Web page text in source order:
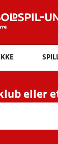
HOLD
eller